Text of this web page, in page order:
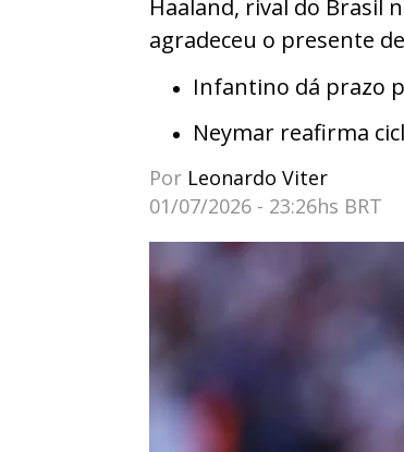
Haaland, rival do Brasil
agradeceu o presente
Infantino dá prazo
Neymar reafirma
Por Leonardo Viter
01/07/2026 - 23:26hs BRT